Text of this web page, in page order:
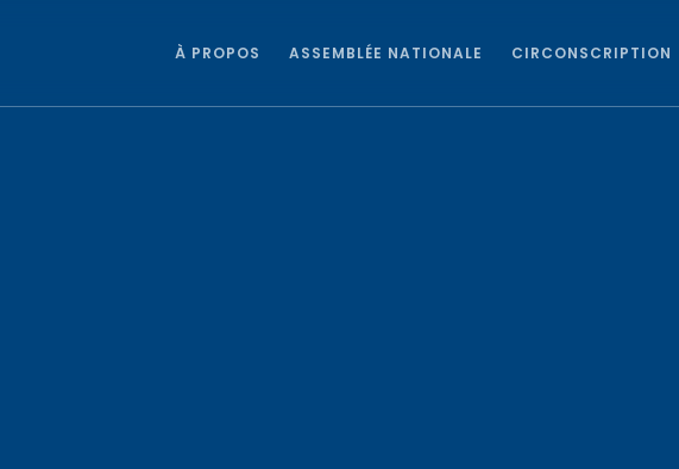
À PROPOS ASSEMBLÉE NATIONALE CIRCONSCRIPTION